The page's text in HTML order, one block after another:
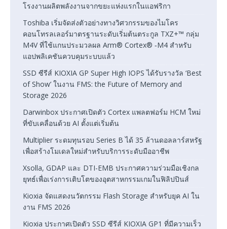
โรงงานผลิตพลังงานจากขยะแห่งแรกในแอฟริกา
Toshiba เริ่มจัดส่งตัวอย่างทางวิศวกรรมของไมโคร
คอนโทรลเลอร์มาตรฐานระดับเริ่มต้นตระกูล TXZ+™ กลุ่ม
M4V ที่ใช้แกนประมวลผล Arm® Cortex® ‑M4 สำหรับ
แอปพลิเคชันควบคุมระบบแล้ว
SSD ซีรีส์ KIOXIA GP Super High IOPS ได้รับรางวัล ‘Best
of Show’ ในงาน FMS: the Future of Memory and
Storage 2026
Darwinbox ประกาศเปิดตัว Cortex แพลตฟอร์ม HCM ใหม่
ที่ขับเคลื่อนด้วย AI ตั้งแต่เริ่มต้น
Multiplier ระดมทุนรอบ Series B ได้ 35 ล้านดอลลาร์สหรัฐ
เพื่อสร้างโมเดลใหม่สำหรับบริการระดับมืออาชีพ
Xsolla, GDAP และ DTI-EMB ประกาศความร่วมมือเชิงกล
ยุทธ์เพื่อเร่งการเติบโตของอุตสาหกรรมเกมในฟิลิปปินส์
Kioxia จัดแสดงนวัตกรรม Flash Storage สำหรับยุค AI ใน
งาน FMS 2026
Kioxia ประกาศเปิดตัว SSD ซีรีส์ KIOXIA GP1 ที่มีความเร็ว